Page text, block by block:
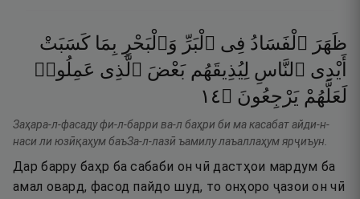
ظَهَرَ ٱلْفَسَادُ فِى ٱلْبَرِّ وَٱلْبَحْرِ بِمَا كَسَبَتْ
أَيْدِى ٱلنَّاسِ لِيُذِيقَهُم بَعْضَ ٱلَّذِى عَمِلُوا۟
لَعَلَّهُمْ يَرْجِعُونَ ۝٤١
Заҳара-л-фасаду фи-л-барри ва-л баҳри би ма касабат айди-н-
наси ли юзӣқаҳум баъЗа-л-лазӣ ъамилу лаъаллаҳум ярҷиъун.
Дар барру баҳр ба сабаби он чӣ дастҳои мардум ба
амал овард, фасод пайдо шуд, то онҳоро ҷазои он чӣ